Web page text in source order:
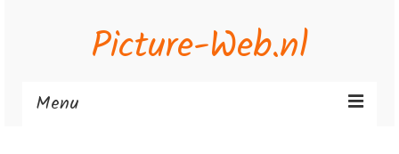
Picture-Web.nl
Menu